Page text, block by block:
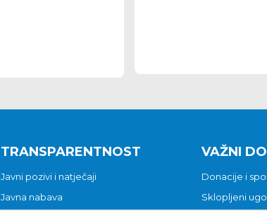
TRANSPARENTNOST
Javni pozivi i natječaji
Javna nabava
VAŽNI
Donacije i
Sklopljeni